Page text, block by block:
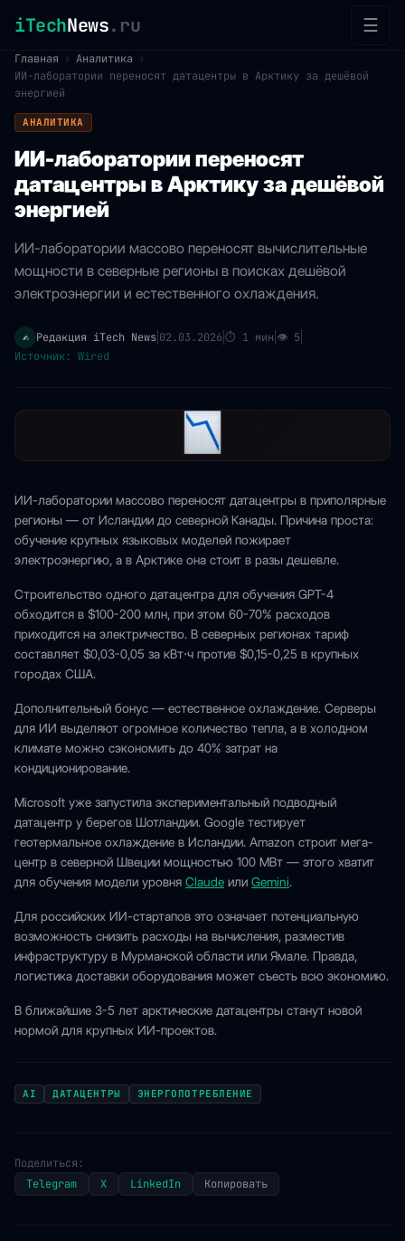
iTechNews.ru ☰
Главная › Аналитика
›
ИИ-лаборатории переносят датацентры в Арктику за дешёвой
энергией
АНАЛИТИКА
ИИ-лаборатории переносят
датацентры в Арктику за дешёвой
энергией
ИИ-лаборатории массово переносят вычислительные
мощности в северные регионы в поисках дешёвой
электроэнергии и естественного охлаждения.
✍️ Редакция iTech News 02.03.2026⏱ 1 мин 👁 5
Источник: Wired
ИИ-лаборатории массово переносят датацентры в приполярные
регионы — от Исландии до северной Канады. Причина проста:
обучение крупных языковых моделей пожирает
электроэнергию, а в Арктике она стоит в разы дешевле.
Строительство одного датацентра для обучения GPT-4
обходится в $100-200 млн, при этом 60-70% расходов
приходится на электричество. В северных регионах тариф
составляет $0,03-0,05 за кВт⋅ч против $0,15-0,25 в крупных
городах США.
Дополнительный бонус — естественное охлаждение. Серверы
для ИИ выделяют огромное количество тепла, а в холодном
климате можно сэкономить до 40% затрат на
кондиционирование.
Microsoft уже запустила экспериментальный подводный
датацентр у берегов Шотландии. Google тестирует
геотермальное охлаждение в Исландии. Amazon строит мега-
центр в северной Швеции мощностью 100 МВт — этого хватит
для обучения модели уровня Claude или Gemini.
Для российских ИИ-стартапов это означает потенциальную
возможность снизить расходы на вычисления, разместив
инфраструктуру в Мурманской области или Ямале. Правда,
логистика доставки оборудования может съесть всю экономию.
В ближайшие 3-5 лет арктические датацентры станут новой
нормой для крупных ИИ-проектов.
AI ДАТАЦЕНТРЫ ЭНЕРГОПОТРЕБЛЕНИЕ
Поделиться:
Telegram
X LinkedIn Копировать